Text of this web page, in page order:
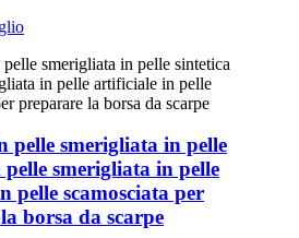
pelle smerigliata in pelle
pelle smerigliata in pelle
pelle scamosciata per
borsa da scarpe